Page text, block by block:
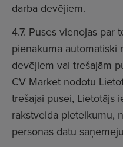
darba devējiem.
4.7. Puses vienojas par
pienākuma automātiski
devējiem vai trešajām
CV Market nodotu
trešajai pusei, Lietotājs
rakstveida pieteikumu,
personas datu